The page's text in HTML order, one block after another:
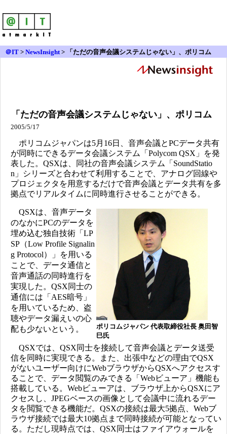
＠IT > NewsInsight> 「ただの音声会議システムじゃない」、ポリコム
「ただの音声会議システムじゃない」、ポリコム
2005/5/17
ポリコムジャパンは5月16日、音声会議とPCデータ共有
が同時にできるデータ会議システム「Polycom QSX」を発
表した。QSXは、同社の音声会議システム「SoundStatio
n」シリーズと合わせて利用することで、アナログ回線や
プロジェクタを用意するだけで音声会議とデータ共有を多
拠点でリアルタイムに同時進行させることができる。
ポリコムジャパン 代表取締役社長 奥田智
巳氏
QSXは、音声データ
のなかにPCのデータを
埋め込む独自技術「LP
SP（Low Profile Signalin
g Protocol）」を用いる
ことで、データ通信と
音声通話の同時進行を
実現した。QSX同士の
通信には「AES暗号」
を用いているため、盗
聴やデータ漏えいの心
配も少ないという。
QSXでは、QSX同士を接続して音声会議とデータ送受
信を同時に実現できる。また、出張中などの理由でQSX
がないユーザー向けにWebブラウザからQSXへアクセスす
ることで、データ閲覧のみできる「Webビューア」機能も
搭載している。Webビューアは、ブラウザ上からQSXにア
クセスし、JPEGベースの画像として会議中に流れるデー
タを閲覧できる機能だ。QSXの接続は最大5拠点、Webブ
ラウザ接続では最大10拠点まで同時接続が可能となってい
る。ただし現時点では、QSX同士はファイアウォールを